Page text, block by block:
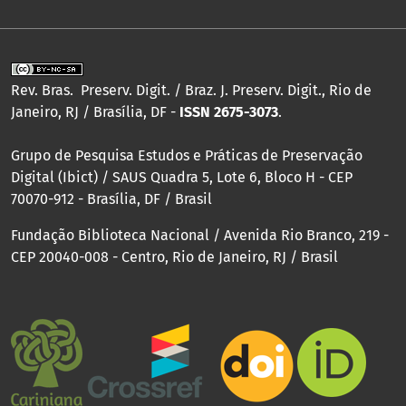
Rev. Bras. Preserv. Digit. / Braz. J. Preserv. Digit., Rio de
Janeiro, RJ / Brasília, DF - ISSN 2675-3073.
Grupo de Pesquisa Estudos e Práticas de Preservação
Digital (Ibict) / SAUS Quadra 5, Lote 6, Bloco H - CEP
70070-912 - Brasília, DF / Brasil
Fundação Biblioteca Nacional / Avenida Rio Branco, 219 -
CEP 20040-008 - Centro, Rio de Janeiro, RJ / Brasil